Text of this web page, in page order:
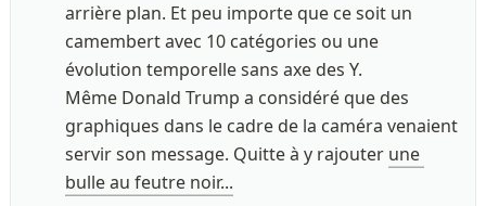
arrière plan. Et peu importe que ce soit un
camembert avec 10 catégories ou une
évolution temporelle sans axe des Y.
Même Donald Trump a considéré que des
graphiques dans le cadre de la caméra venaient
servir son message. Quitte à y rajouter une